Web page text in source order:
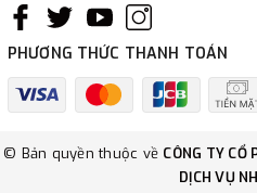
PHƯƠNG THỨC THANH TOÁN
© Bản quyền thuộc về CÔNG TY CỔ
DỊCH VỤ